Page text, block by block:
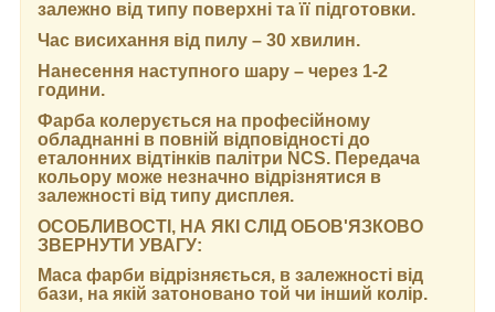
залежно від типу поверхні та її підготовки.
Час висихання від пилу – 30 хвилин.
Нанесення наступного шару – через 1-2
години.
Фарба колерується на професійному
обладнанні в повній відповідності до
еталонних відтінків палітри NCS. Передача
кольору може незначно відрізнятися в
залежності від типу дисплея.
ОСОБЛИВОСТІ, НА ЯКІ СЛІД ОБОВ'ЯЗКОВО
ЗВЕРНУТИ УВАГУ:
Маса фарби відрізняється, в залежності від
бази, на якій затоновано той чи інший колір.